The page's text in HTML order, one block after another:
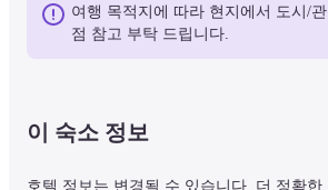
여행 목적지에 따라 현지에서 도시/
점 참고 부탁 드립니다.
이 숙소 정보
호텔 정보는 변경될 수 있습니다. 더 정확한